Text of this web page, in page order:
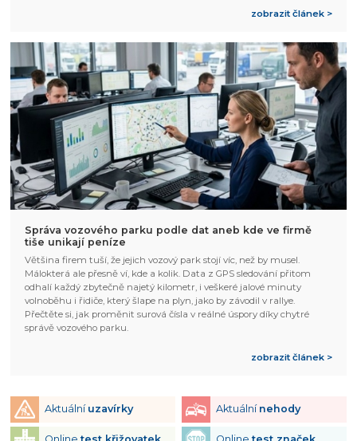
zobrazit článek >
Správa vozového parku podle dat aneb kde ve firmě
tiše unikají peníze
Většina firem tuší, že jejich vozový park stojí víc, než by musel.
Málokterá ale přesně ví, kde a kolik. Data z GPS sledování přitom
odhalí každý zbytečně najetý kilometr, i veškeré jalové minuty
volnoběhu i řidiče, který šlape na plyn, jako by závodil v rallye.
Přečtěte si, jak proměnit surová čísla v reálné úspory díky chytré
správě vozového parku.
zobrazit článek >
Aktuální uzavírky Aktuální nehody